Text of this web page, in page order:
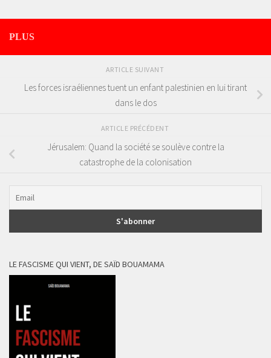
PLUS
ARTICLE SUIVANT
Les forces israéliennes tuent un enfant palestinien en lui tirant
dans le dos
ARTICLE PRÉCÉDENT
Jérusalem: Quand la société se soulève contre la
catastrophe de la colonisation
LE FASCISME QUI VIENT, DE SAÏD BOUAMAMA